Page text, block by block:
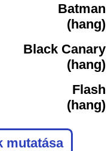
Batman
(hang)
Black Canary
(hang)
Flash
(hang)
mutatása